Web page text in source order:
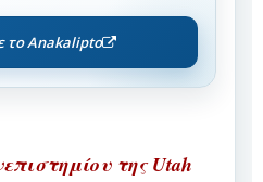
το Anakalipto
της Utah